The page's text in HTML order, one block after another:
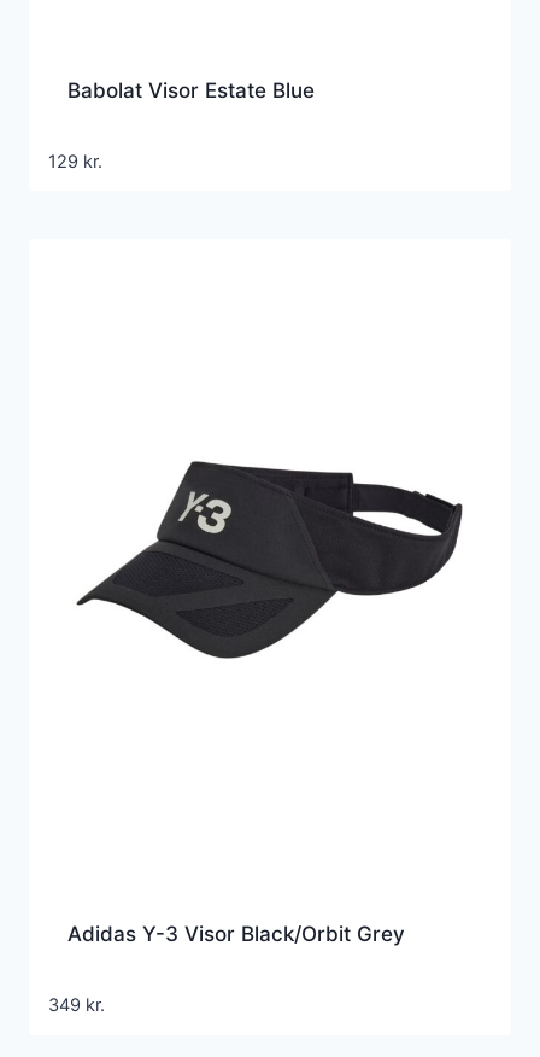
Babolat Visor Estate Blue
129 kr.
Adidas Y-3 Visor Black/Orbit Grey
349 kr.